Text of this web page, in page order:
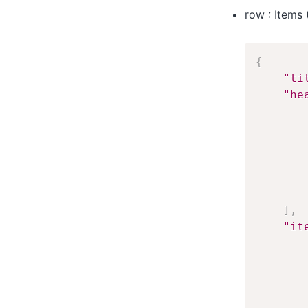
row : Items
{
] ,